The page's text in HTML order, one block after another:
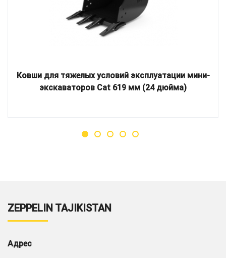
Ковши для тяжелых условий эксплуатации мини-
экскаваторов Cat 619 мм (24 дюйма)
ZEPPELIN TAJIKISTAN
Адрес